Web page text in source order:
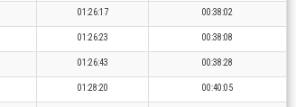
01:26:17 00:38:02
01:26:23 00:38:08
01:26:43 00:38:28
01:28:20 00:40:05